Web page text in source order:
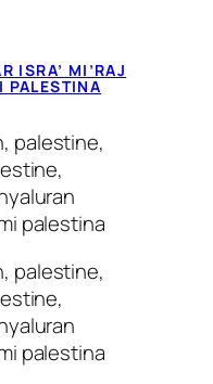
ISRA’ MI’RAJ
PALESTINA